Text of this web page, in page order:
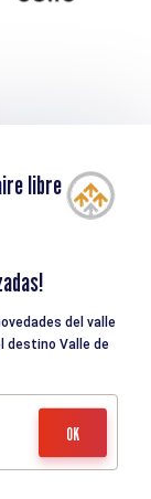
libre
del valle
destino Valle de